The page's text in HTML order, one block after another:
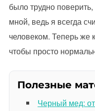
было трудно
мной, ведь я всегда
человеком. Теперь же
чтобы просто
Полезные
Черный мед: